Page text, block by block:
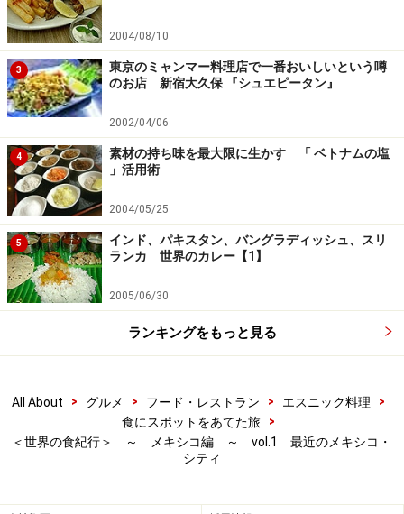
2004/08/10
3
東京のミャンマー料理店で一番おいしいという噂
のお店 新宿大久保 『シュエピータン』
2002/04/06
4
素材の持ち味を最大限に生かす 「 ベトナムの塩
」活用術
2004/05/25
5
インド、パキスタン、バングラディッシュ、スリ
ランカ 世界のカレー【1】
2005/06/30
ランキングをもっと見る
All About > グルメ > フード・レストラン > エスニック料理
>
食にスポットをあてた旅
>
＜世界の食紀行＞ ～ メキシコ編 ～ vol.1 最近のメキシコ・
シティ